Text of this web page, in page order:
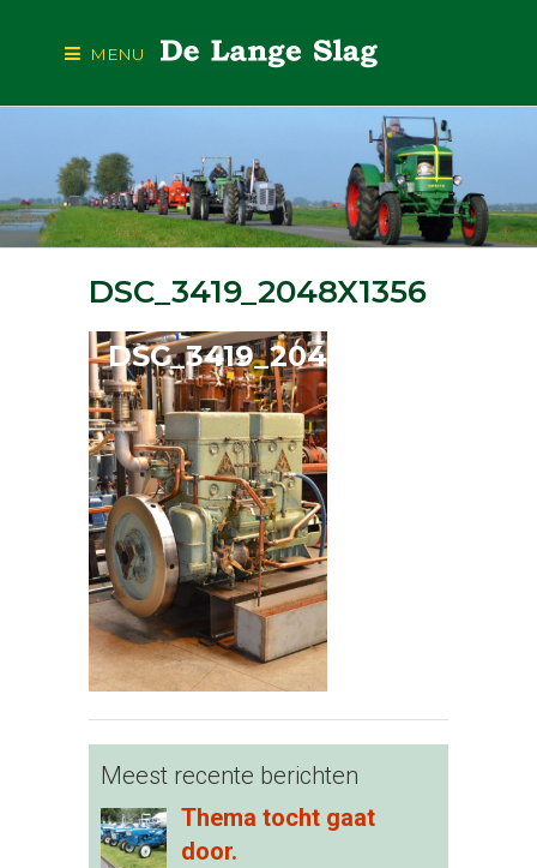
MENU
DSC_3419_2048X1356
DSC_3419_2048X1356
Meest recente berichten
Thema tocht gaat
door.